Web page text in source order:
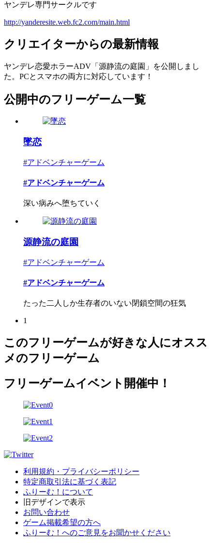
ヤンデレ専門サークルです
http://yanderesite.web.fc2.com/main.html
クリエイターからの最新情報
ヤンデレ恋愛ホラーADV「源静流の庭園」を公開しまし
た。PCとスマホの両方に対応しています！
公開中のフリーゲーム一覧
墜恋
#アドベンチャーゲーム
#アドベンチャーゲーム
深い病みへ堕ちていく
源静流の庭園
#アドベンチャーゲーム
#アドベンチャーゲーム
たった二人しか生存者のいない閉鎖空間の狂気
1
このフリーゲームが好きな人にオスス
メのフリーゲーム
フリーゲームイベント開催中！
利用規約・プライバシーポリシー
特定商取引法に基づく表記
ふりーむ！について
旧デザインで表示
お問い合わせ
ゲーム掲載希望の方へ
ふりーむ！へのご意見をお聞かせください